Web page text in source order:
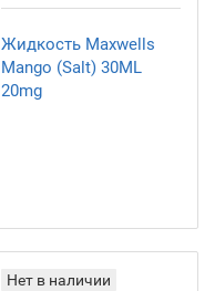
Жидкость Maxwells
Mango (Salt) 30ML
20mg
Нет в наличии